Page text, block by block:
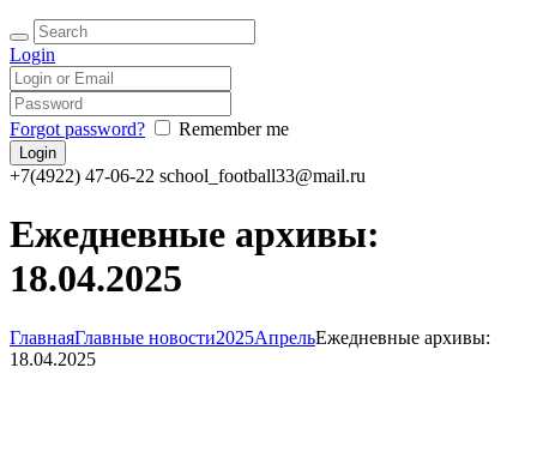
Login
Forgot password? Remember me
+7(4922) 47-06-22 school_football33@mail.ru
Ежедневные архивы:
18.04.2025
ГлавнаяГлавные новости2025АпрельЕжедневные архивы:
18.04.2025